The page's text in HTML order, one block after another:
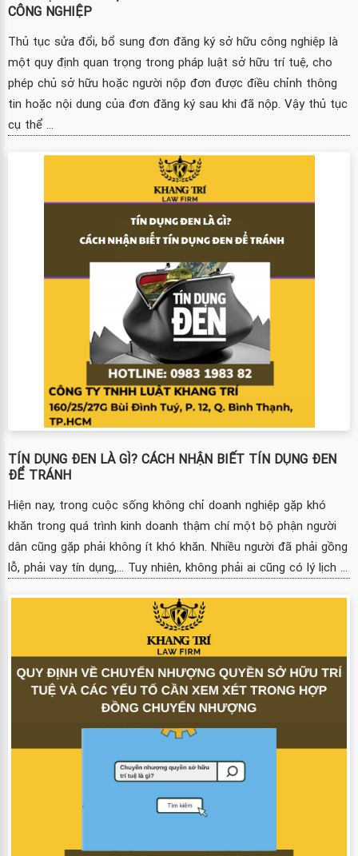
CÔNG NGHIỆP
Thủ tục sửa đổi, bổ sung đơn đăng ký sở hữu công nghiệp là
một quy định quan trọng trong pháp luật sở hữu trí tuệ, cho
phép chủ sở hữu hoặc người nộp đơn được điều chỉnh thông
tin hoặc nội dung của đơn đăng ký sau khi đã nộp. Vậy thủ tục
cụ thể ...
TÍN DỤNG ĐEN LÀ GÌ? CÁCH NHẬN BIẾT TÍN DỤNG ĐEN
ĐỂ TRÁNH
Hiện nay, trong cuộc sống không chỉ doanh nghiệp gặp khó
khăn trong quá trình kinh doanh thậm chí một bộ phận người
dân cũng gặp phải không ít khó khăn. Nhiều người đã phải gồng
lỗ, phải vay tín dụng,... Tuy nhiên, không phải ai cũng có lý lịch ...